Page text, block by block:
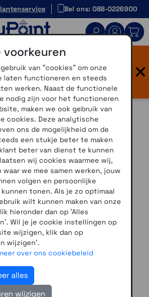
Bel ons: 088-0226900
Onze website heeft
Dezelfde vertrouwde
dan in een modern jasje.
nieuw is.
×
> Optiline >Optiline
Handle
voorkeuren
van "cookies" om onze
laten functioneren en steeds
werken. Naast de functionele
nodig zijn voor het functioneren
maken we ook gebruik van
cookies. Deze analytische
ons de mogelijkheid om de
een stukje beter te maken
beter van dienst te kunnen
wij cookies waarmee wij,
we mee samen werken, jouw
volgen en persoonlijke
tonen. Als je zo optimaal
wilt kunnen maken van onze
hieronder dan op 'Alles
Wil je je cookie instellingen op
wijzigen, klik dan op
wijzigen'.
over ons cookiebeleid
alles
wijzigen